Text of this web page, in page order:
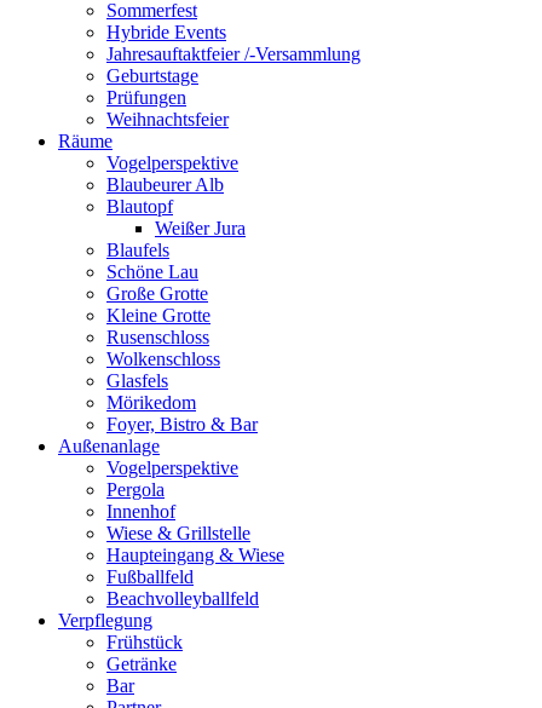
Sommerfest
Hybride Events
Jahresauftaktfeier /-Versammlung
Geburtstage
Prüfungen
Weihnachtsfeier
Räume
Vogelperspektive
Blaubeurer Alb
Blautopf
Weißer Jura
Blaufels
Schöne Lau
Große Grotte
Kleine Grotte
Rusenschloss
Wolkenschloss
Glasfels
Mörikedom
Foyer, Bistro & Bar
Außenanlage
Vogelperspektive
Pergola
Innenhof
Wiese & Grillstelle
Haupteingang & Wiese
Fußballfeld
Beachvolleyballfeld
Verpflegung
Frühstück
Getränke
Bar